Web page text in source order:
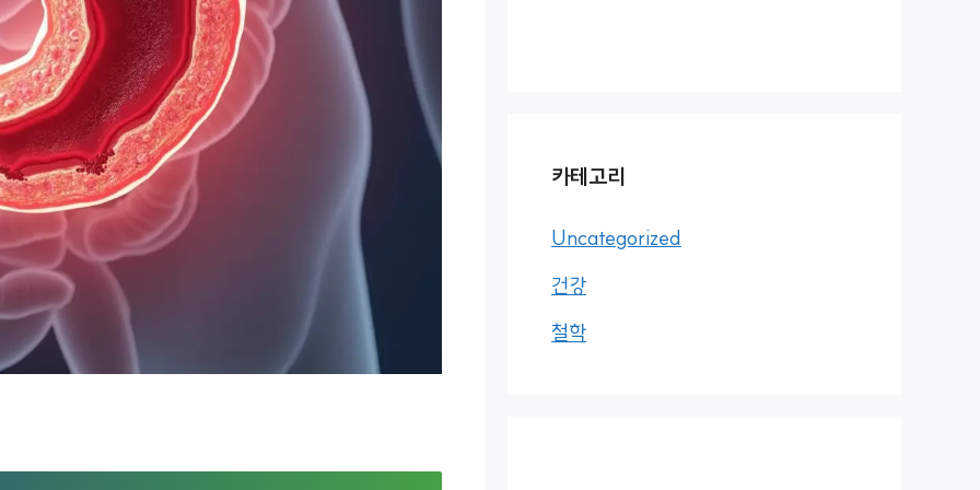
카테고리
Uncategorized
건강
철학